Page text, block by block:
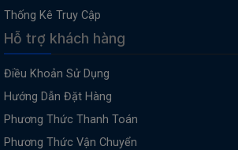
Thống Kê Truy Cập
Hỗ trợ khách hàng
Điều Khoản Sử Dụng
Hướng Dẫn Đặt Hàng
Phương Thức Thanh Toán
Phương Thức Vận Chuyển